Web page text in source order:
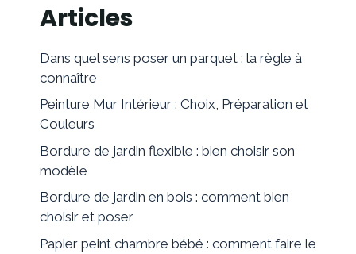
Articles
Dans quel sens poser un parquet : la règle à
connaître
Peinture Mur Intérieur : Choix, Préparation et
Couleurs
Bordure de jardin flexible : bien choisir son
modèle
Bordure de jardin en bois : comment bien
choisir et poser
Papier peint chambre bébé : comment faire le